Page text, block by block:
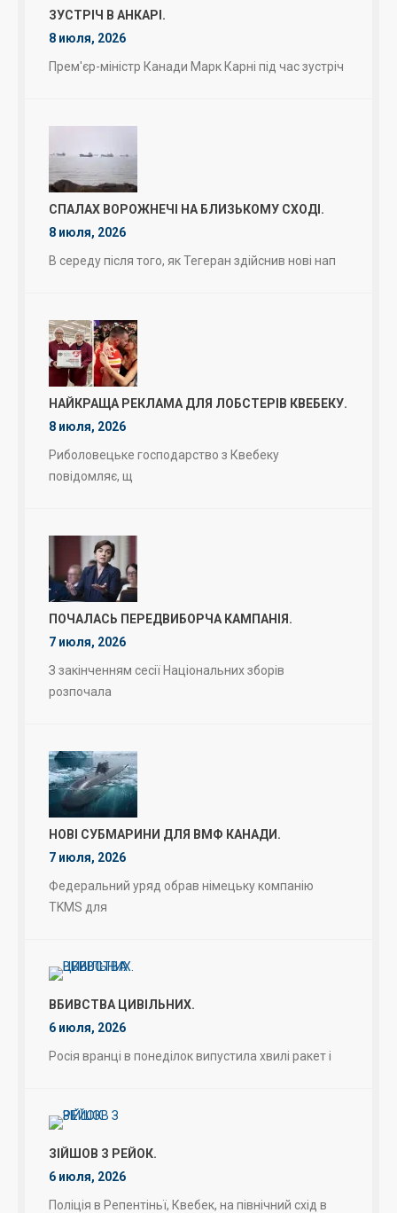
ЗУСТРІЧ В АНКАРІ.
8 июля, 2026
Прем'єр-міністр Канади Марк Карні під час зустріч
СПАЛАХ ВОРОЖНЕЧІ НА БЛИЗЬКОМУ СХОДІ.
8 июля, 2026
В середу після того, як Тегеран здійснив нові нап
НАЙКРАЩА РЕКЛАМА ДЛЯ ЛОБСТЕРІВ КВЕБЕКУ.
8 июля, 2026
Риболовецьке господарство з Квебеку
повідомляє, щ
ПОЧАЛАСЬ ПЕРЕДВИБОРЧА КАМПАНІЯ.
7 июля, 2026
З закінченням сесії Національних зборів
розпочала
НОВІ СУБМАРИНИ ДЛЯ ВМФ КАНАДИ.
7 июля, 2026
Федеральний уряд обрав німецьку компанію
TKMS для
ВБИВСТВА ЦИВІЛЬНИХ.
6 июля, 2026
Росія вранці в понеділок випустила хвилі ракет і
ЗІЙШОВ З РЕЙОК.
6 июля, 2026
Поліція в Репентіньї, Квебек, на північний схід в